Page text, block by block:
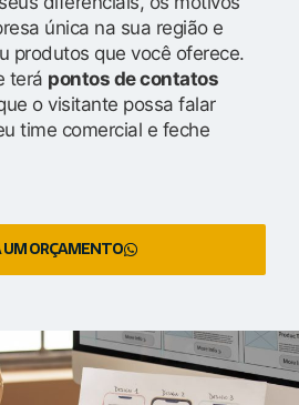
única na sua região e
produtos que você oferece.
terá pontos de contatos
o visitante possa falar
time comercial e feche
UM ORÇAMENTO